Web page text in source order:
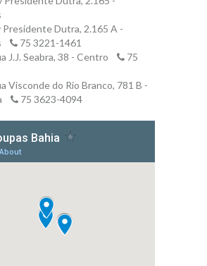
Presidente Dutra, 2.165 A -
75 3221-1461
J.J. Seabra, 38 - Centro
75
Visconde do Rio Branco, 781 B -
75 3623-4094